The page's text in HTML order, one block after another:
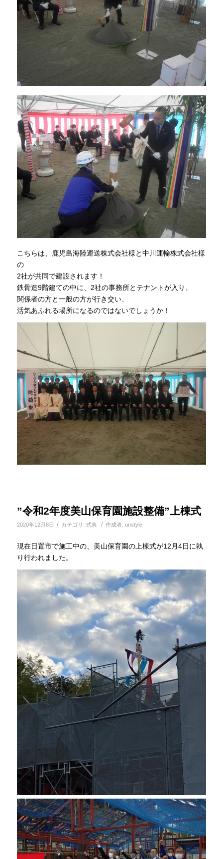
こちらは、鹿児島海陸運送株式会社様と中川運輸株式会社様
の
2社が共同で建設されます！
鉄骨造9階建ての中に、2社の事務所とテナントが入り、
関係者の方と一般の方が行き交い、
活気あふれる場所になるのではないでしょうか！
”令和2年度美山保育園施設整備”上棟式
2020年12月8日 / カテゴリ: 式典 / 作成者: unstyle
現在日置市で施工中の、美山保育園の上棟式が12月4日に執
り行われました。